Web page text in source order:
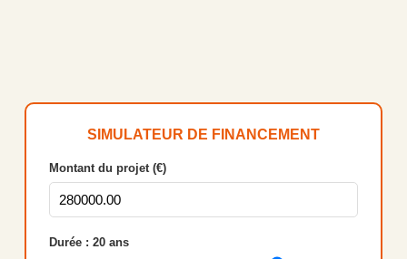
SIMULATEUR DE FINANCEMENT
Montant du projet (€)
Durée : 20ans